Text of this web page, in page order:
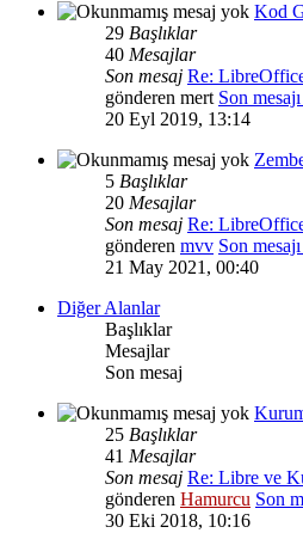
Kod
29 Başlıklar
40 Mesajlar
Son mesaj Re:
gönderen mert Son
20 Eyl 2019, 13:14
5 Başlıklar
20 Mesajlar
Son mesaj Re:
gönderen mvv Son
21 May 2021, 00:40
Diğer Alanlar
Başlıklar
Mesajlar
Son mesaj
25 Başlıklar
41 Mesajlar
Son mesaj Re: Libre ve
gönderen Hamurcu Son
30 Eki 2018, 10:16